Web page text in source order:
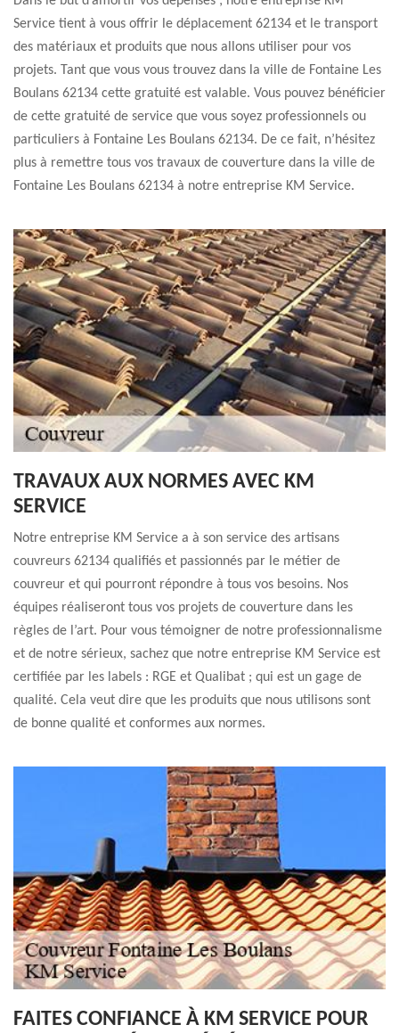
Service tient à vous offrir le déplacement 62134 et le transport
des matériaux et produits que nous allons utiliser pour vos
projets. Tant que vous vous trouvez dans la ville de Fontaine Les
Boulans 62134 cette gratuité est valable. Vous pouvez bénéficier
de cette gratuité de service que vous soyez professionnels ou
particuliers à Fontaine Les Boulans 62134. De ce fait, n’hésitez
plus à remettre tous vos travaux de couverture dans la ville de
Fontaine Les Boulans 62134 à notre entreprise KM Service.
TRAVAUX AUX NORMES AVEC KM
SERVICE
Notre entreprise KM Service a à son service des artisans
couvreurs 62134 qualifiés et passionnés par le métier de
couvreur et qui pourront répondre à tous vos besoins. Nos
équipes réaliseront tous vos projets de couverture dans les
règles de l’art. Pour vous témoigner de notre professionnalisme
et de notre sérieux, sachez que notre entreprise KM Service est
certifiée par les labels : RGE et Qualibat ; qui est un gage de
qualité. Cela veut dire que les produits que nous utilisons sont
de bonne qualité et conformes aux normes.
FAITES CONFIANCE À KM SERVICE POUR